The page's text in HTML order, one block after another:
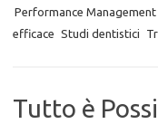
Performance Management
efficace Studi dentistici
Tutto è